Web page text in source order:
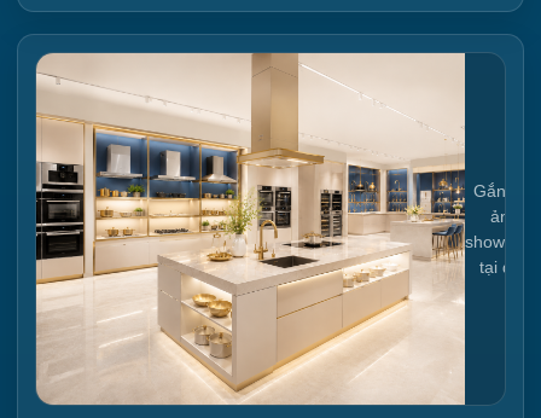
Gắn link
ảnh
tại đây